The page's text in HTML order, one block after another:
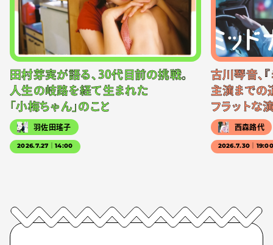
田村芽実が語る、30代目前の挑戦。
人生の岐路を経て生まれた
「小梅ちゃん」のこと
羽佐田瑤子
2026.7.27｜14:00
古川琴音、
主演までの
フラットな
西森路代
2026.7.30｜